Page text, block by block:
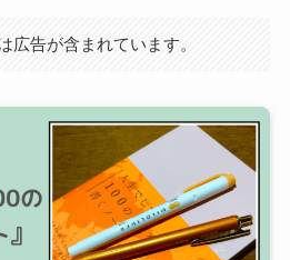
広告が含まれています。